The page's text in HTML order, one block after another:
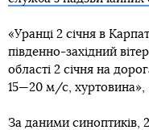
«Уранці 2 січня в
південно-західний
області 2 січня на
15—20 м/с, хуртовина»,
За даними синоптиків, 2